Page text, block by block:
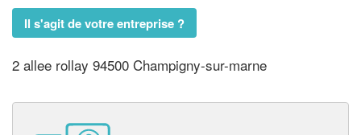
Il s'agit de votre entreprise ?
2 allee rollay 94500 Champigny-sur-marne